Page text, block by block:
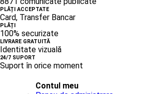
PLĂȚI ACCEPTATE
Card, Transfer Bancar
PLĂȚI
100% securizate
LIVRARE GRATUITĂ
Identitate vizuală
24/7 SUPORT
Suport în orice moment
Contul meu